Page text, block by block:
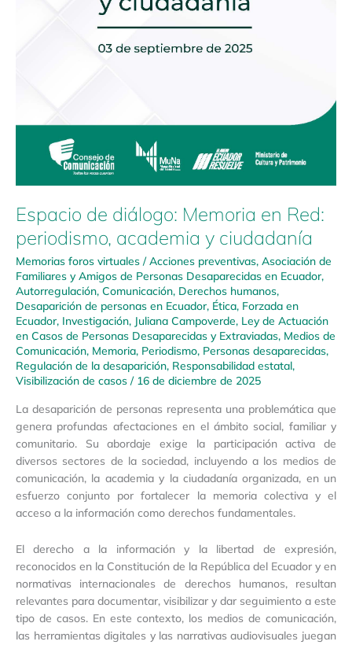
Espacio de diálogo: Memoria en Red:
periodismo, academia y ciudadanía
Memorias foros virtuales /Acciones preventivas, Asociación de
Familiares y Amigos de Personas Desaparecidas en Ecuador,
Autorregulación, Comunicación, Derechos humanos,
Desaparición de personas en Ecuador, Ética, Forzada en
Ecuador, Investigación, Juliana Campoverde, Ley de Actuación
en Casos de Personas Desaparecidas y Extraviadas, Medios de
Comunicación, Memoria, Periodismo, Personas desaparecidas,
Regulación de la desaparición, Responsabilidad estatal,
Visibilización de casos / 16 de diciembre de 2025
La desaparición de personas representa una problemática que
genera profundas afectaciones en el ámbito social, familiar y
comunitario. Su abordaje exige la participación activa de
diversos sectores de la sociedad, incluyendo a los medios de
comunicación, la academia y la ciudadanía organizada, en un
esfuerzo conjunto por fortalecer la memoria colectiva y el
acceso a la información como derechos fundamentales.
El derecho a la información y la libertad de expresión,
reconocidos en la Constitución de la República del Ecuador y en
normativas internacionales de derechos humanos, resultan
relevantes para documentar, visibilizar y dar seguimiento a este
tipo de casos. En este contexto, los medios de comunicación,
las herramientas digitales y las narrativas audiovisuales juegan